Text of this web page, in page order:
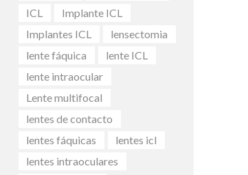
ICL
Implante ICL
Implantes ICL
lensectomia
lente fáquica
lente ICL
lente intraocular
Lente multifocal
lentes de contacto
lentes fáquicas
lentes icl
lentes intraoculares